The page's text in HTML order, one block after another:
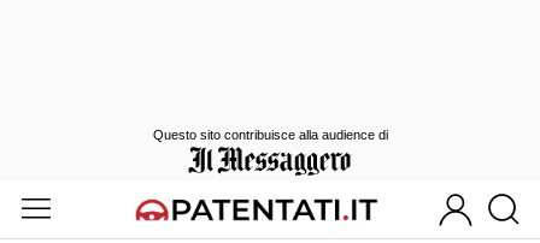
Questo sito contribuisce alla audience di